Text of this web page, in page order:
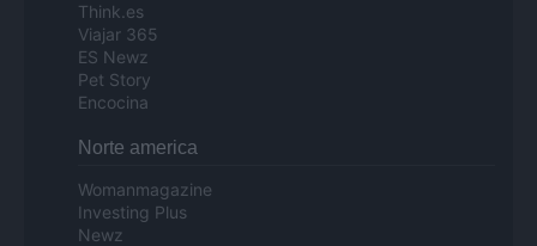
Think.es
Viajar 365
ES Newz
Pet Story
Encocina
Norte america
Womanmagazine
Investing Plus
Newz